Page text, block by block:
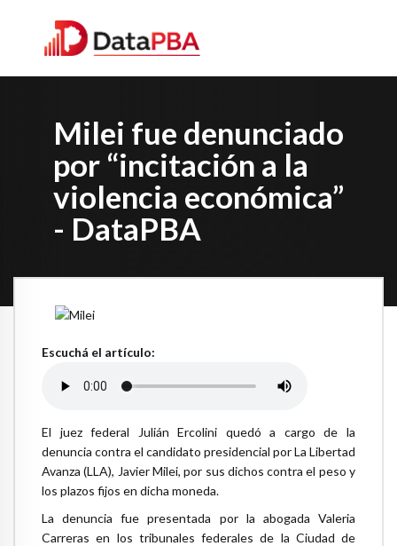
Milei fue denunciado
por “incitación a la
violencia económica”
- DataPBA
Escuchá el artículo:
El juez federal Julián Ercolini quedó a cargo de la
denuncia contra el candidato presidencial por La Libertad
Avanza (LLA), Javier Milei, por sus dichos contra el peso y
los plazos fijos en dicha moneda.
La denuncia fue presentada por la abogada Valeria
Carreras en los tribunales federales de la Ciudad de